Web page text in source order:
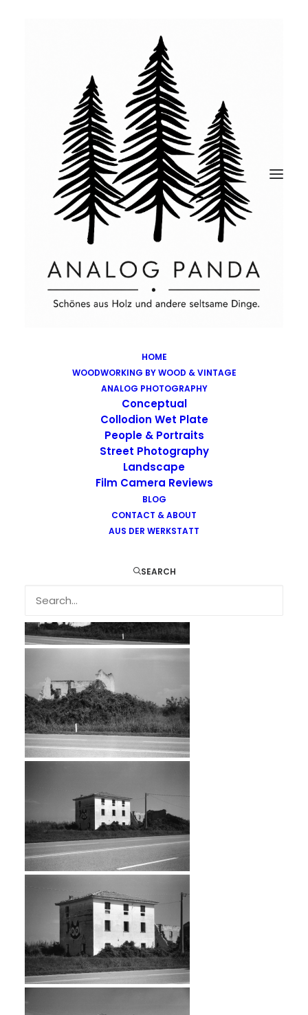
HOME
WOODWORKING BY WOOD & VINTAGE
ANALOG PHOTOGRAPHY
Conceptual
Collodion Wet Plate
People & Portraits
Street Photography
Landscape
Film Camera Reviews
BLOG
CONTACT & ABOUT
AUS DER WERKSTATT
SEARCH
Images tagged "ruin"
Images tagged "ruin"
Rural Decay